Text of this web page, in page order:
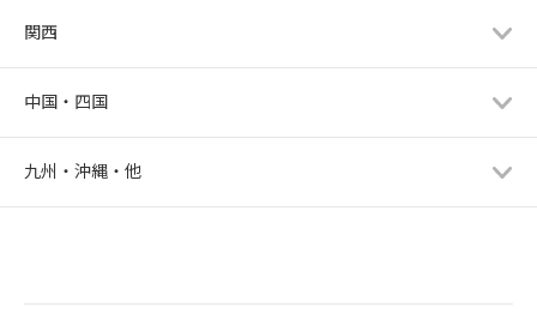
関西
中国・四国
九州・沖縄・他